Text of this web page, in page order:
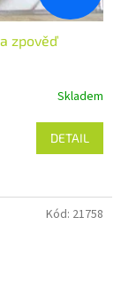
zpověď
Skladem
DETAIL
Kód: 21758